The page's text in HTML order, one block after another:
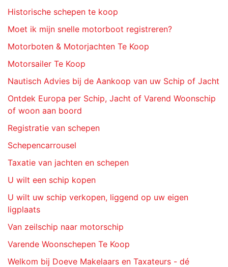
Historische schepen te koop
Moet ik mijn snelle motorboot registreren?
Motorboten & Motorjachten Te Koop
Motorsailer Te Koop
Nautisch Advies bij de Aankoop van uw Schip of Jacht
Ontdek Europa per Schip, Jacht of Varend Woonschip
of woon aan boord
Registratie van schepen
Schepencarrousel
Taxatie van jachten en schepen
U wilt een schip kopen
U wilt uw schip verkopen, liggend op uw eigen
ligplaats
Van zeilschip naar motorschip
Varende Woonschepen Te Koop
Welkom bij Doeve Makelaars en Taxateurs - dé